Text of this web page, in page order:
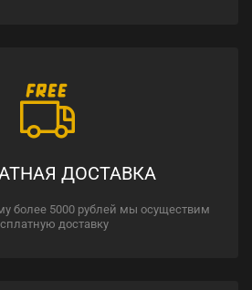
ДОСТАВКА
более 5000 рублей мы осуществим
доставку